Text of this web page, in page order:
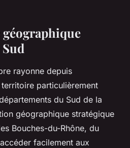
rayonne depuis
territoire particulièrement
du Sud de la
géographique stratégique
Bouches-du-Rhône, du
facilement aux